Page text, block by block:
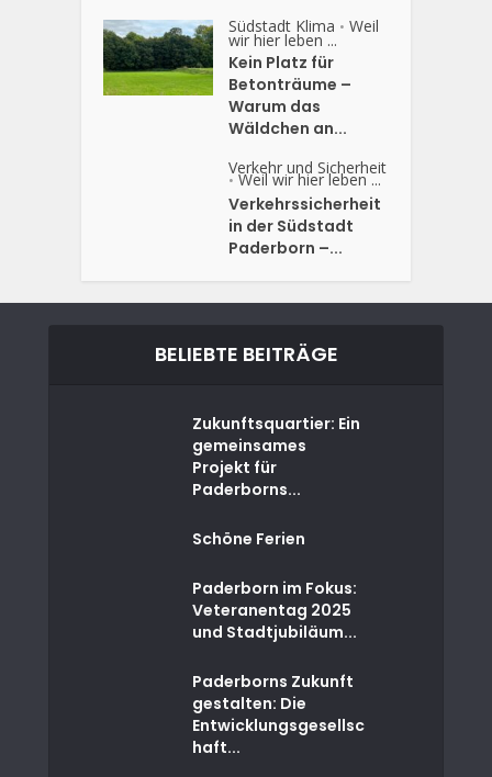
Südstadt Klima • Weil
wir hier leben ...
Kein Platz für
Betonträume –
Warum das
Wäldchen an...
Verkehr und Sicherheit
• Weil wir hier leben ...
Verkehrssicherheit
in der Südstadt
Paderborn –...
BELIEBTE BEITRÄGE
Zukunftsquartier: Ein
gemeinsames
Projekt für
Paderborns...
Schöne Ferien
Paderborn im Fokus:
Veteranentag 2025
und Stadtjubiläum...
Paderborns Zukunft
gestalten: Die
Entwicklungsgesellsc
haft...